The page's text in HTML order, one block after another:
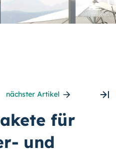
nächster Artikel
für
und